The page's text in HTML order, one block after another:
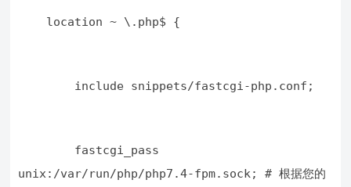
    location ~ \.php$ {
        include snippets/fastcgi-php.conf;
unix:/var/run/php/php7.4-fpm.sock; # 根据您的